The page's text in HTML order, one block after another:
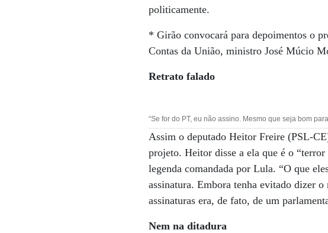
politicamente.
* Girão convocará para depoimentos o
Contas da União, ministro José Múcio
Retrato falado
“Se for do PT, eu não assino. Mesmo que seja bom
Assim o deputado Heitor Freire (PSL-
projeto. Heitor disse a ela que é o
legenda comandada por Lula. “O que
assinatura. Embora tenha evitado dizer
assinaturas era, de fato, de um
Nem na ditadura